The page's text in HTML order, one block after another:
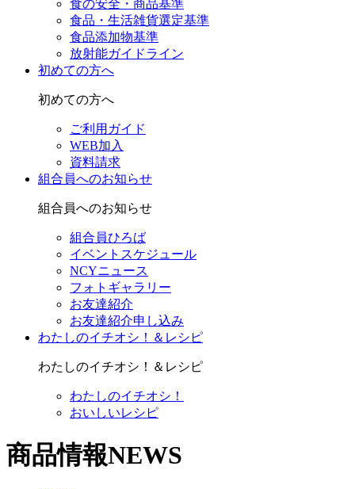
食の安全・商品基準
食品・生活雑貨選定基準
食品添加物基準
放射能ガイドライン
初めての方へ
初めての方へ
ご利用ガイド
WEB加入
資料請求
組合員へのお知らせ
組合員へのお知らせ
組合員ひろば
イベントスケジュール
NCYニュース
フォトギャラリー
お友達紹介
お友達紹介申し込み
わたしのイチオシ！＆レシピ
わたしのイチオシ！＆レシピ
わたしのイチオシ！
おいしいレシピ
商品情報NEWS